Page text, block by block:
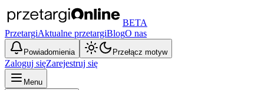
BETA
PrzetargiAktualne przetargiBlogO nas
Powiadomienia Przełącz motyw
Zaloguj sięZarejestruj się
Menu